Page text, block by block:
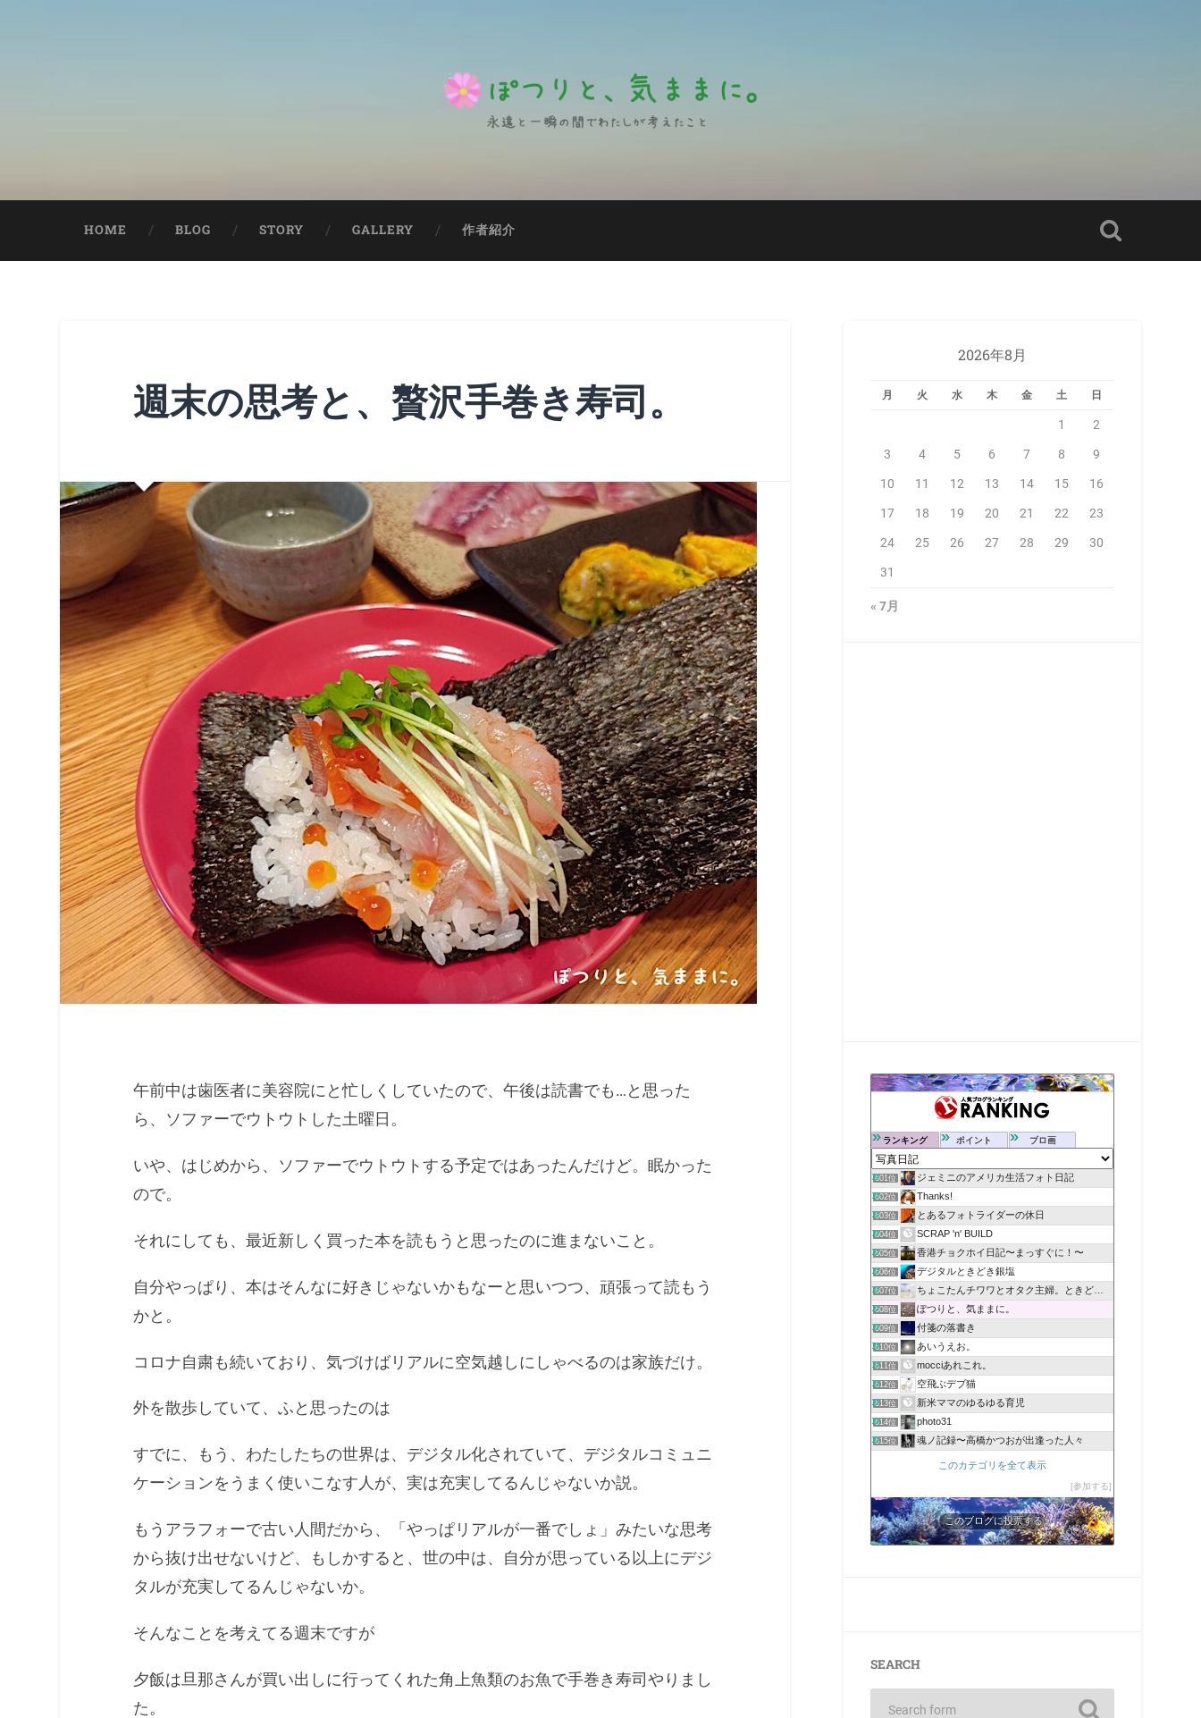
HOME BLOG STORY GALLERY 作者紹介
週末の思考と、贅沢手巻き寿司。
午前中は歯医者に美容院にと忙しくしていたので、午後は読書でも…と思った
ら、ソファーでウトウトした土曜日。
いや、はじめから、ソファーでウトウトする予定ではあったんだけど。眠かった
ので。
それにしても、最近新しく買った本を読もうと思ったのに進まないこと。
自分やっぱり、本はそんなに好きじゃないかもなーと思いつつ、頑張って読もう
かと。
コロナ自粛も続いており、気づけばリアルに空気越しにしゃべるのは家族だけ。
外を散歩していて、ふと思ったのは
すでに、もう、わたしたちの世界は、デジタル化されていて、デジタルコミュニ
ケーションをうまく使いこなす人が、実は充実してるんじゃないか説。
もうアラフォーで古い人間だから、「やっぱリアルが一番でしょ」みたいな思考
から抜け出せないけど、もしかすると、世の中は、自分が思っている以上にデジ
タルが充実してるんじゃないか。
そんなことを考えてる週末ですが
夕飯は旦那さんが買い出しに行ってくれた角上魚類のお魚で手巻き寿司やりまし
た。
2026年8月
月 火 水 木 金 土 日
1 2
3 4 5 6 7 8 9
10 11 12 13 14 15 16
17 18 19 20 21 22 23
24 25 26 27 28 29 30
31
« 7月
ランキング ポイント ブロ画
601位 ジェミニのアメリカ生活フォト日記
602位 Thanks!
603位 とあるフォトライダーの休日
604位 SCRAP 'n' BUILD
605位 香港チョクホイ日記〜まっすぐに！〜
606位 デジタルときどき銀塩
607位 ちょこたんチワワとオタク主婦。ときどきネイル
608位 ぽつりと、気ままに。
609位 付箋の落書き
610位 あいうえお。
611位 mocciあれこれ。
612位 空飛ぶデブ猫
613位 新米ママのゆるゆる育児
614位 photo31
615位 魂ノ記録〜高橋かつおが出逢った人々
このカテゴリを全て表示
参加する
このブログに投票する
SEARCH